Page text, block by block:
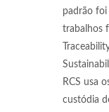
padrão
trabalhos
RCS usa
custódia